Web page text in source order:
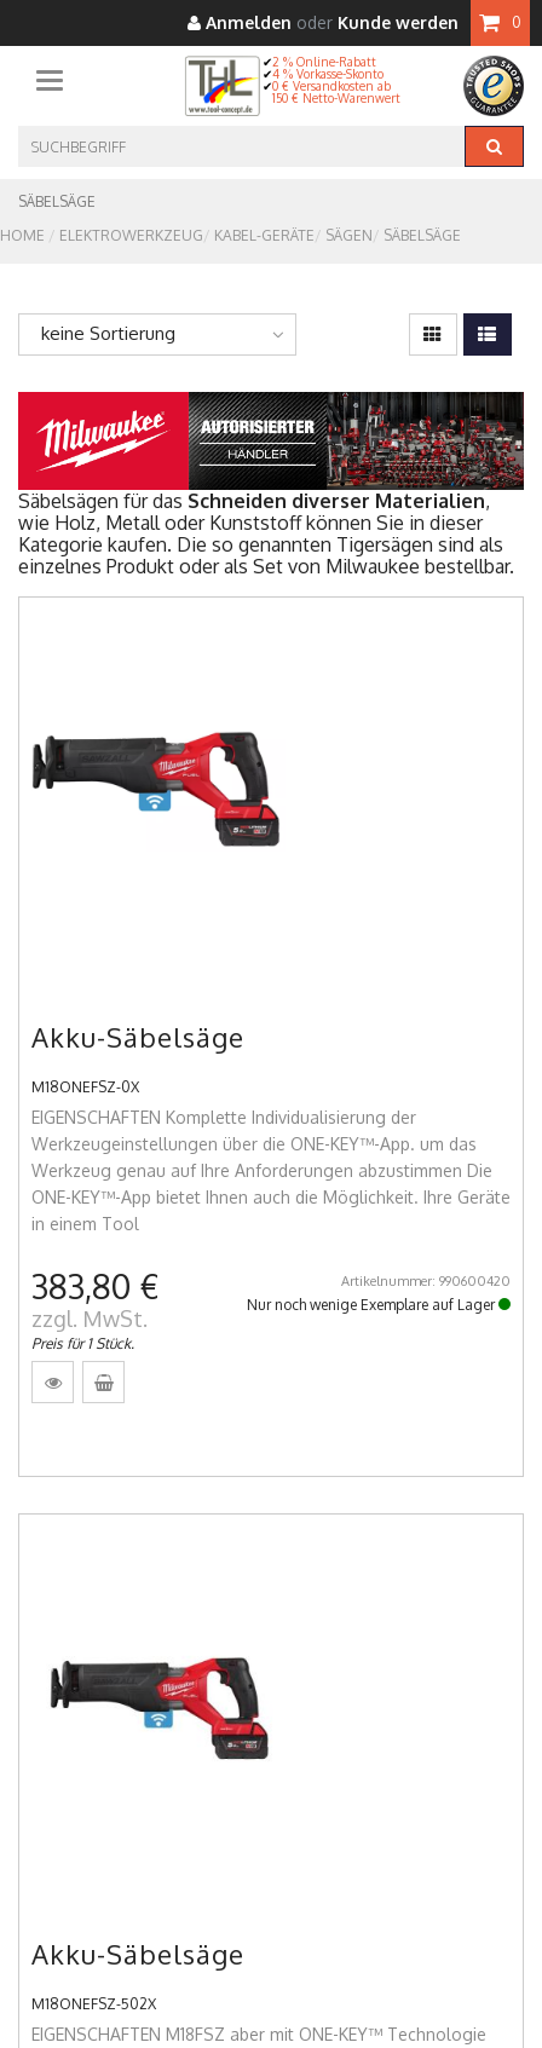
Anmelden oder Kunde werden 0
Toggle navigation
2 % Online-Rabatt
4 % Vorkasse-Skonto
0 € Versandkosten ab
150 € Netto-Warenwert
SÄBELSÄGE
HOME
ELEKTROWERKZEUG KABEL-GERÄTE SÄGEN SÄBELSÄGE
keine Sortierung
Säbelsägen für das Schneiden diverser Materialien,
wie Holz, Metall oder Kunststoff können Sie in dieser
Kategorie kaufen. Die so genannten Tigersägen sind als
einzelnes Produkt oder als Set von Milwaukee bestellbar.
Akku-Säbelsäge
M18ONEFSZ-0X
EIGENSCHAFTEN Komplette Individualisierung der
Werkzeugeinstellungen über die ONE-KEY™-App. um das
Werkzeug genau auf Ihre Anforderungen abzustimmen Die
ONE-KEY™-App bietet Ihnen auch die Möglichkeit. Ihre Geräte
in einem Tool
383,80 €
zzgl. MwSt.
Preis für 1 Stück.
Artikelnummer: 990600420
Nur noch wenige Exemplare auf Lager
Akku-Säbelsäge
M18ONEFSZ-502X
EIGENSCHAFTEN M18FSZ aber mit ONE-KEY™ Technologie